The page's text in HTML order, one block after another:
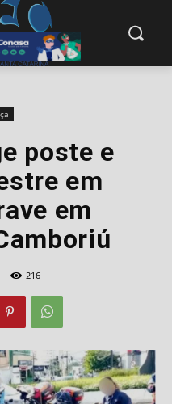
poste e
em
em
216
check